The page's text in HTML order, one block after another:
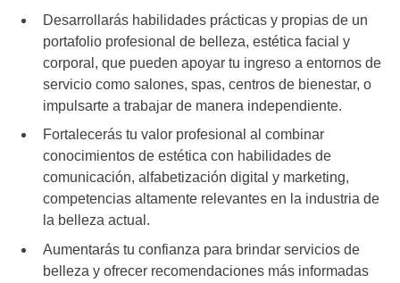
Desarrollarás habilidades prácticas y propias de un
portafolio profesional de belleza, estética facial y
corporal, que pueden apoyar tu ingreso a entornos de
servicio como salones, spas, centros de bienestar, o
impulsarte a trabajar de manera independiente.
Fortalecerás tu valor profesional al combinar
conocimientos de estética con habilidades de
comunicación, alfabetización digital y marketing,
competencias altamente relevantes en la industria de
la belleza actual.
Aumentarás tu confianza para brindar servicios de
belleza y ofrecer recomendaciones más informadas